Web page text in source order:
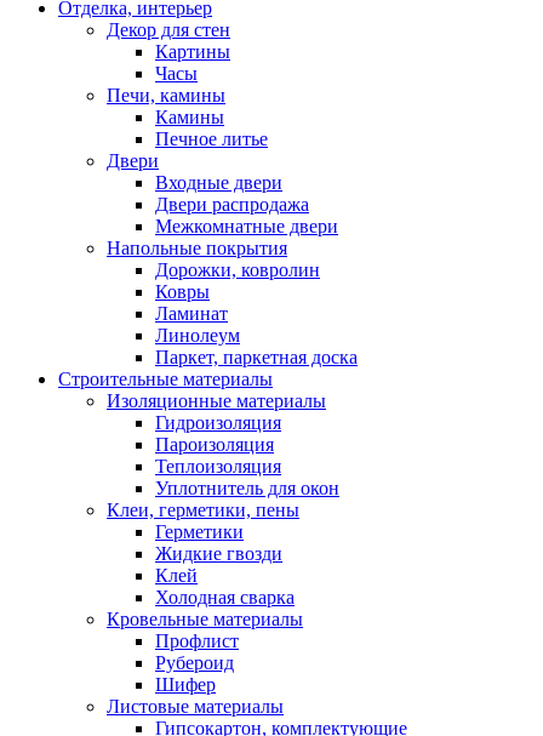
Отделка, интерьер
Декор для стен
Картины
Часы
Печи, камины
Камины
Печное литье
Двери
Входные двери
Двери распродажа
Межкомнатные двери
Напольные покрытия
Дорожки, ковролин
Ковры
Ламинат
Линолеум
Паркет, паркетная доска
Строительные материалы
Изоляционные материалы
Гидроизоляция
Пароизоляция
Теплоизоляция
Уплотнитель для окон
Клеи, герметики, пены
Герметики
Жидкие гвозди
Клей
Холодная сварка
Кровельные материалы
Профлист
Рубероид
Шифер
Листовые материалы
Гипсокартон, комплектующие